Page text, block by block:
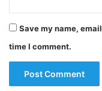
Save my name,
time I comment.